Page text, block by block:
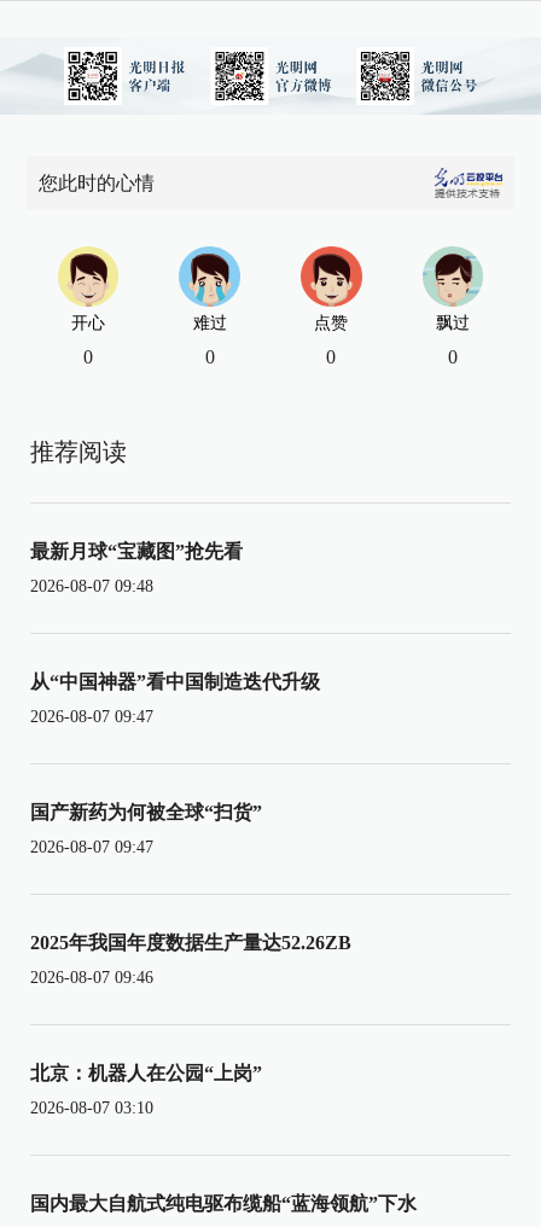
您此时的心情
开心
0
难过
0
点赞
0
飘过
0
推荐阅读
最新月球“宝藏图”抢先看
2026-08-07 09:48
从“中国神器”看中国制造迭代升级
2026-08-07 09:47
国产新药为何被全球“扫货”
2026-08-07 09:47
2025年我国年度数据生产量达52.26ZB
2026-08-07 09:46
北京：机器人在公园“上岗”
2026-08-07 03:10
国内最大自航式纯电驱布缆船“蓝海领航”下水